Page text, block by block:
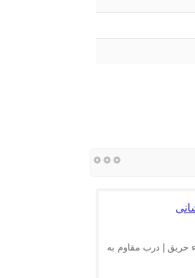
حریق | درب مقاوم به